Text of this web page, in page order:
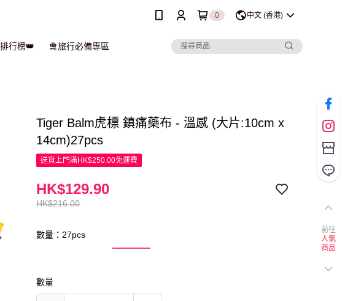
0 中文 (香港)
行榜👑 🛅旅行必備專區
Tiger Balm虎標 鎮痛藥布 - 溫感 (大片:10cm x
14cm)27pcs
送貨上門滿HK$250.00免運費
HK$216.00
HK$129.90
數量：27pcs
數量
前往
人氣
商品